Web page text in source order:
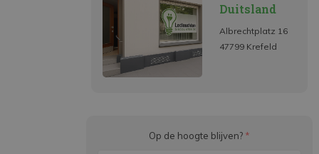
Duitsland
Albrechtplatz 16
47799 Krefeld
Op de hoogte blijven? *